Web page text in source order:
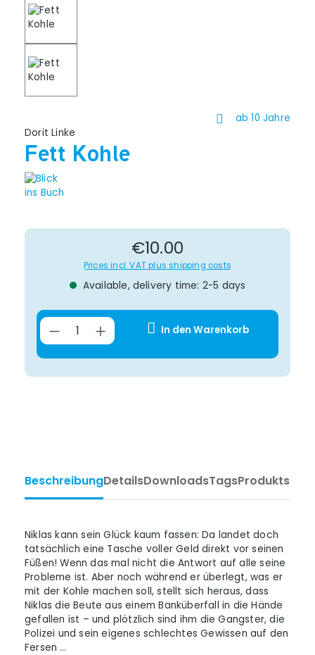
ab 10 Jahre
Dorit Linke
Fett Kohle
Regular price:
€10.00
Prices incl. VAT plus shipping costs
Available, delivery time: 2-5 days
Product Quantity: Enter the
In den Warenkorb
BeschreibungDetailsDownloadsTags
Niklas kann sein Glück kaum fassen: Da landet doch
tatsächlich eine Tasche voller Geld direkt vor seinen
Füßen! Wenn das mal nicht die Antwort auf alle seine
Probleme ist. Aber noch während er überlegt, was er
mit der Kohle machen soll, stellt sich heraus, dass
Niklas die Beute aus einem Banküberfall in die Hände
gefallen ist – und plötzlich sind ihm die Gangster, die
Polizei und sein eigenes schlechtes Gewissen auf den
Fersen …